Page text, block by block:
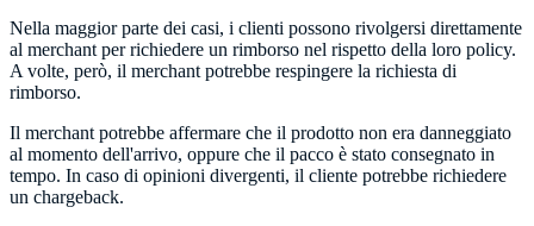
Nella maggior parte dei casi, i clienti possono rivolgersi direttamente
al merchant per richiedere un rimborso nel rispetto della loro policy.
A volte, però, il merchant potrebbe respingere la richiesta di
rimborso.
Il merchant potrebbe affermare che il prodotto non era danneggiato
al momento dell'arrivo, oppure che il pacco è stato consegnato in
tempo. In caso di opinioni divergenti, il cliente potrebbe richiedere
un chargeback.